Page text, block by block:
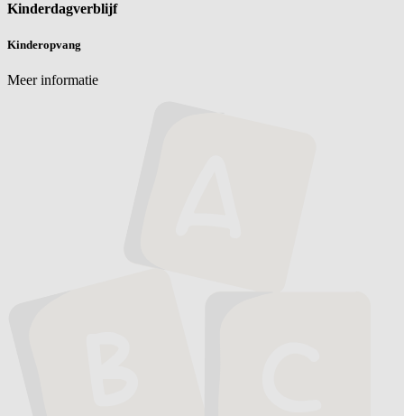
Kinderdagverblijf
Kinderopvang
Meer informatie